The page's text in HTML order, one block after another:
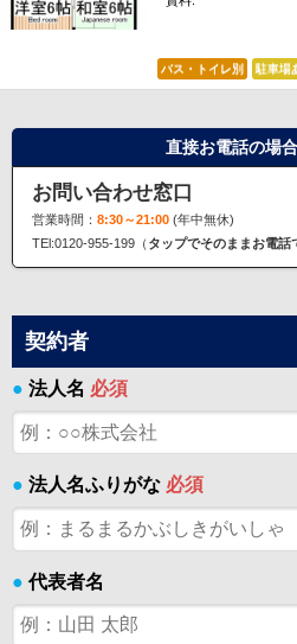
バス・トイレ別 駐車場
直接お電話の場
お問い合わせ窓口
営業時間： 8:30～21:00(年中無休)
TEl:0120-955-199（ タップでそのままお電話
契約者
● 法人名 必須
● 法人名ふりがな 必須
● 代表者名